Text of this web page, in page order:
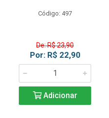
Código: 497
De: R$ 23,90
Por: R$ 22,90
Adicionar